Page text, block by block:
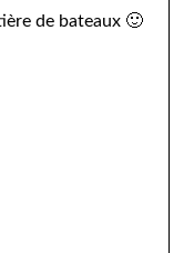
de bateaux 🙂